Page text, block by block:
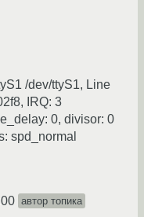
/dev/ttyS1, Line
IRQ: 3
0, divisor: 0
spd_normal
автор топика